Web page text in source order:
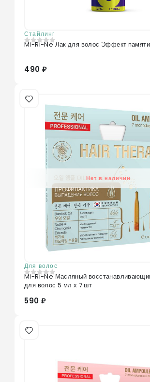
Стайлинг
0из 5
Mi-Ri-Ne Лак для волос Эффект
490 ₽
Нет в наличии
Для волос
0из 5
Mi-Ri-Ne Масляный
для волос 5 мл х 7 шт
590 ₽